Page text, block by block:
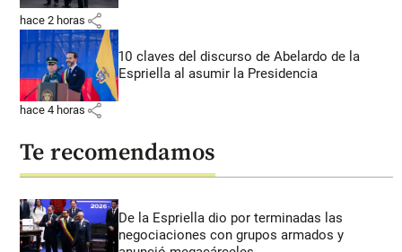
hace 2 horas share
10 claves del discurso de Abelardo de la
Espriella al asumir la Presidencia
hace 4 horas share
Te recomendamos
De la Espriella dio por terminadas las
negociaciones con grupos armados y